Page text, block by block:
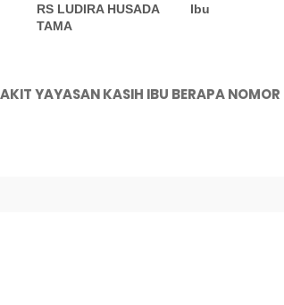
RS LUDIRA HUSADA
TAMA
Ibu
YAYASAN KASIH IBU BERAPA NOMOR